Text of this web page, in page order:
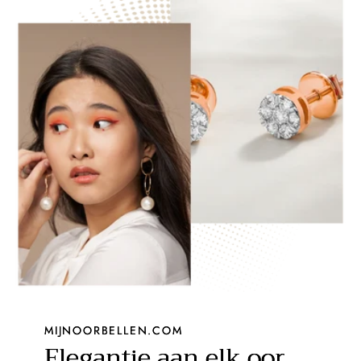
MIJNOORBELLEN.COM